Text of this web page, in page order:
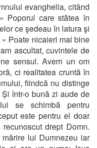
evanghelia, citând
Poporul care stătea în
ce şedeau în latura şi
Poate nicaieri mai bine
ascultat, cuvintele de
sensul. Avem un om
ci realitatea cruntă în
fiindcă nu distinge
într-o bună zi aude de
se schimbă pentru
este pentru el doar
drept Domn.
lui Dumnezeu iar